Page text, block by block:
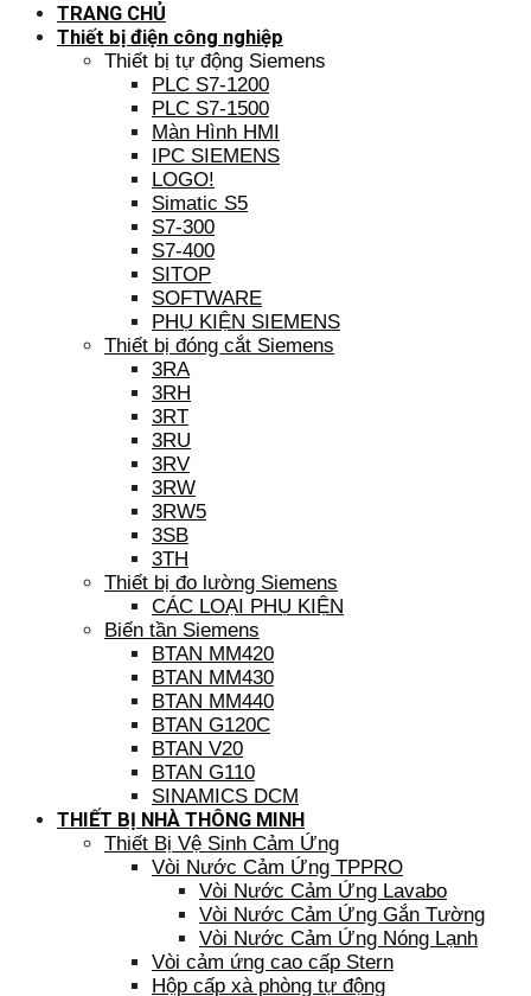
TRANG CHỦ
Thiết bị điện công nghiệp
Thiết bị tự động Siemens
PLC S7-1200
PLC S7-1500
Màn Hình HMI
IPC SIEMENS
LOGO!
Simatic S5
S7-300
S7-400
SITOP
SOFTWARE
PHỤ KIỆN SIEMENS
Thiết bị đóng cắt Siemens
3RA
3RH
3RT
3RU
3RV
3RW
3RW5
3SB
3TH
Thiết bị đo lường Siemens
CÁC LOẠI PHỤ KIỆN
Biến tần Siemens
BTAN MM420
BTAN MM430
BTAN MM440
BTAN G120C
BTAN V20
BTAN G110
SINAMICS DCM
THIẾT BỊ NHÀ THÔNG MINH
Thiết Bị Vệ Sinh Cảm Ứng
Vòi Nước Cảm Ứng TPPRO
Vòi Nước Cảm Ứng Lavabo
Vòi Nước Cảm Ứng Gắn Tường
Vòi Nước Cảm Ứng Nóng Lạnh
Vòi cảm ứng cao cấp Stern
Hộp cấp xà phòng tự động